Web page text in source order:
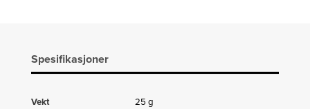
Spesifikasjoner
Vekt 25 g